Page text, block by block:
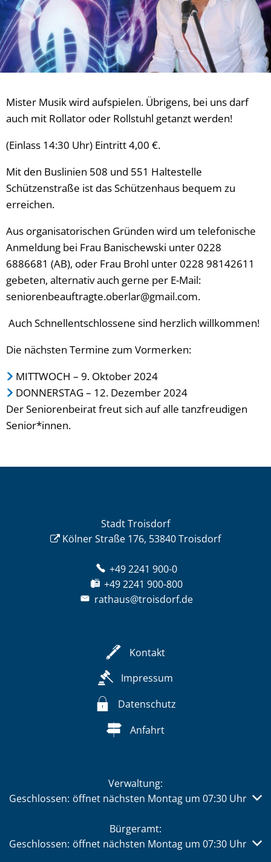
Mister Musik wird aufspielen. Übrigens, bei uns darf
auch mit Rollator oder Rollstuhl getanzt werden!
(Einlass 14:30 Uhr) Eintritt 4,00 €.
Mit den Buslinien 508 und 551 Haltestelle
Schützenstraße ist das Schützenhaus bequem zu
erreichen.
Aus organisatorischen Gründen wird um telefonische
Anmeldung bei Frau Banischewski unter 0228
6886681 (AB), oder Frau Brohl unter 0228 98142611
gebeten, alternativ auch gerne per E-Mail:
seniorenbeauftragte.oberlar@gmail.com.
Auch Schnellentschlossene sind herzlich willkommen!
Die nächsten Termine zum Vormerken:
MITTWOCH – 9. Oktober 2024
DONNERSTAG – 12. Dezember 2024
Der Seniorenbeirat freut sich auf alle tanzfreudigen
Senior*innen.
Stadt Troisdorf
Kölner Straße 176, 53840 Troisdorf
+49 2241 900-0
+49 2241 900-800
rathaus@troisdorf.de
Kontakt
Impressum
Datenschutz
Anfahrt
Verwaltung:
Klicken, um weitere Öffnungs- oder Schließzeiten
Geschlossen: öffnet nächsten Montag um 07:30 Uhr
Bürgeramt:
Klicken, um weitere Öffnungs- oder Schließzeiten
Geschlossen: öffnet nächsten Montag um 07:30 Uhr